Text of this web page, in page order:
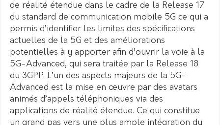
de réalité étendue dans le cadre de la Release 17
du standard de communication mobile 5G ce qui a
permis d’identifier les limites des spécifications
actuelles de la 5G et des améliorations
potentielles à y apporter afin d’ouvrir la voie à la
5G-Advanced, qui sera traitée par la Release 18
du 3GPP. L’un des aspects majeurs de la 5G-
Advanced est la mise en œuvre par des avatars
animés d’appels téléphoniques via des
applications de réalité étendue. Ce qui constitue
un grand pas vers une plus ample intégration du